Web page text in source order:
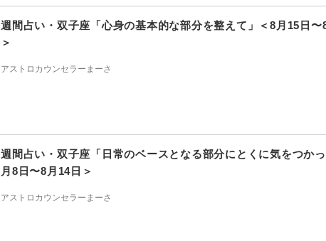
週間占い・双子座「心身の基本的な部分を整えて」＜8月15日〜
＞
アストロカウンセラーまーさ
週間占い・双子座「日常のベースとなる部分にとくに気をつか
月8日〜8月14日＞
アストロカウンセラーまーさ